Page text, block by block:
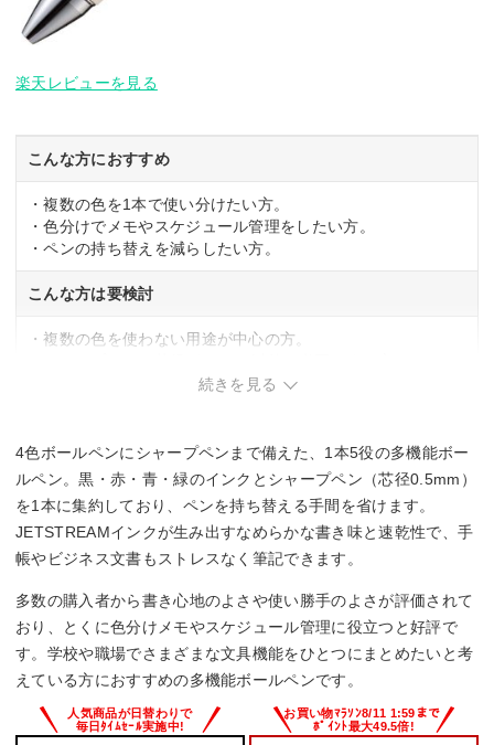
楽天レビューを見る
こんな方におすすめ
・複数の色を1本で使い分けたい方。
・色分けでメモやスケジュール管理をしたい方。
・ペンの持ち替えを減らしたい方。
こんな方は要検討
・複数の色を使わない用途が中心の方。
続きを見る
4色ボールペンにシャープペンまで備えた、1本5役の多機能ボー
ルペン。黒・赤・青・緑のインクとシャープペン（芯径0.5mm）
を1本に集約しており、ペンを持ち替える手間を省けます。
JETSTREAMインクが生み出すなめらかな書き味と速乾性で、手
帳やビジネス文書もストレスなく筆記できます。
多数の購入者から書き心地のよさや使い勝手のよさが評価されて
おり、とくに色分けメモやスケジュール管理に役立つと好評で
す。学校や職場でさまざまな文具機能をひとつにまとめたいと考
えている方におすすめの多機能ボールペンです。